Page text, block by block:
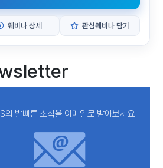
웨비나 상세 관심웨비나 담기
의 발빠른 소식을 이메일로 받아보세요